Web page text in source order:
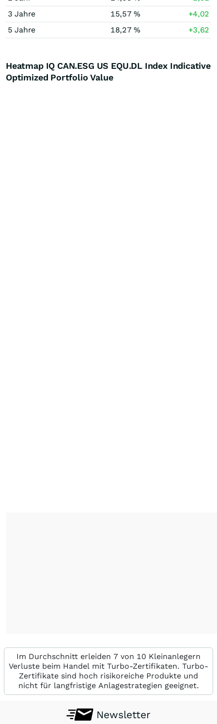
3 Jahre
15,57 %
+4,02
5 Jahre
18,27 % +3,62
Heatmap IQ CAN.ESG US EQU.DL Index Indicative
Optimized Portfolio Value
Im Durchschnitt erleiden 7 von 10 Kleinanlegern
Verluste beim Handel mit Turbo-Zertifikaten. Turbo-
Zertifikate sind hoch risikoreiche Produkte und
nicht für langfristige Anlagestrategien geeignet.
Newsletter